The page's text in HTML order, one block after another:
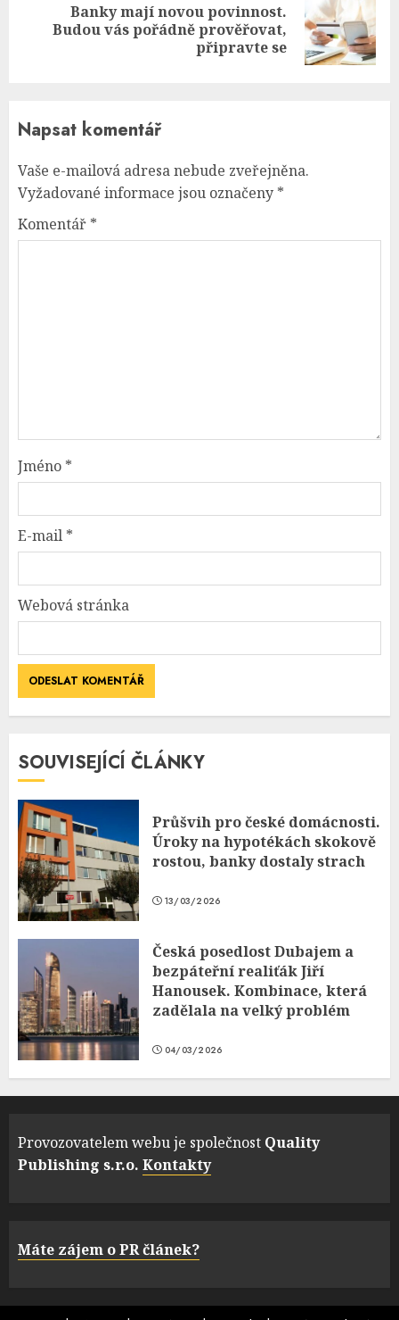
Next
Banky mají novou povinnost.
Budou vás pořádně prověřovat,
připravte se
Napsat komentář
Vaše e-mailová adresa nebude zveřejněna.
Vyžadované informace jsou označeny *
Komentář *
Jméno *
E-mail *
Webová stránka
SOUVISEJÍCÍ ČLÁNKY
Průšvih pro české domácnosti.
Úroky na hypotékách skokově
rostou, banky dostaly strach
13/03/2026
Česká posedlost Dubajem a
bezpáteřní realiťák Jiří
Hanousek. Kombinace, která
zadělala na velký problém
04/03/2026
Provozovatelem webu je společnost Quality
Publishing s.r.o. Kontakty
Máte zájem o PR článek?